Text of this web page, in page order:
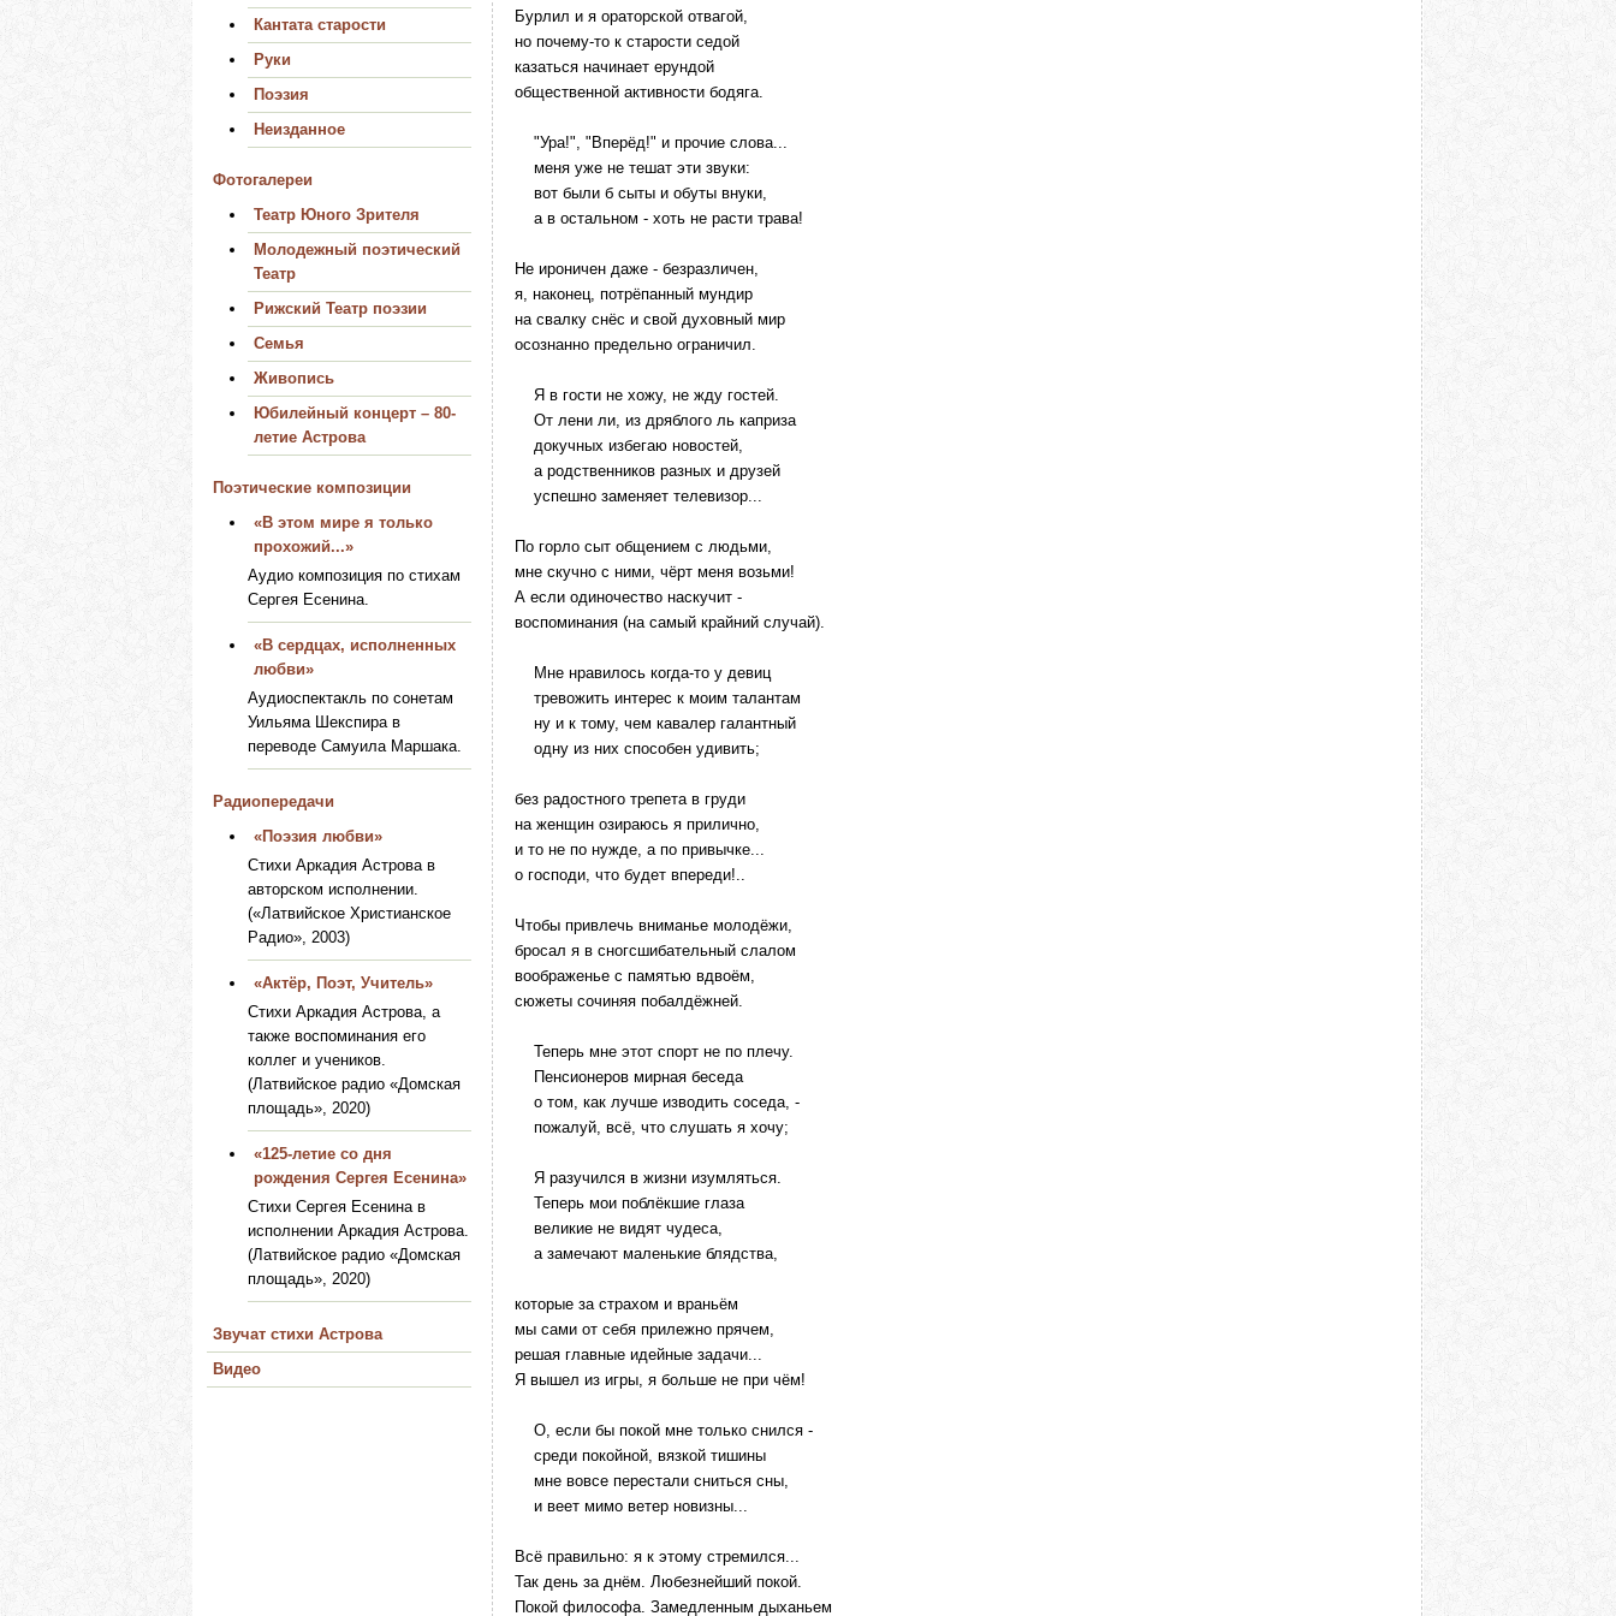
Кантата старости
Руки
Поэзия
Неизданное
Фотогалереи
Театр Юного Зрителя
Молодежный поэтический
Театр
Рижский Театр поэзии
Семья
Живопись
Юбилейный концерт – 80-
летие Астрова
Поэтические композиции
«В этом мире я только
прохожий...»
Аудио композиция по стихам
Сергея Есенина.
«В сердцах, исполненных
любви»
Аудиоспектакль по сонетам
Уильяма Шекспира в
переводе Самуила Маршака.
Радиопередачи
«Поэзия любви»
Стихи Аркадия Астрова в
авторском исполнении.
(«Латвийское Христианское
Радио», 2003)
«Актёр, Поэт, Учитель»
Стихи Аркадия Астрова, а
также воспоминания его
коллег и учеников.
(Латвийское радио «Домская
площадь», 2020)
«125-летие со дня
рождения Сергея Есенина»
Стихи Сергея Есенина в
исполнении Аркадия Астрова.
(Латвийское радио «Домская
площадь», 2020)
Звучат стихи Астрова
Видео
Бурлил и я ораторской отвагой,
но почему-то к старости седой
казаться начинает ерундой
общественной активности бодяга.
"Ура!", "Вперёд!" и прочие слова...
меня уже не тешат эти звуки:
вот были б сыты и обуты внуки,
а в остальном - хоть не расти трава!
Не ироничен даже - безразличен,
я, наконец, потрёпанный мундир
на свалку снёс и свой духовный мир
осознанно предельно ограничил.
Я в гости не хожу, не жду гостей.
От лени ли, из дряблого ль каприза
докучных избегаю новостей,
а родственников разных и друзей
успешно заменяет телевизор...
По горло сыт общением с людьми,
мне скучно с ними, чёрт меня возьми!
А если одиночество наскучит -
воспоминания (на самый крайний случай).
Мне нравилось когда-то у девиц
тревожить интерес к моим талантам
ну и к тому, чем кавалер галантный
одну из них способен удивить;
без радостного трепета в груди
на женщин озираюсь я прилично,
и то не по нужде, а по привычке...
о господи, что будет впереди!..
Чтобы привлечь вниманье молодёжи,
бросал я в сногсшибательный слалом
воображенье с памятью вдвоём,
сюжеты сочиняя побалдёжней.
Теперь мне этот спорт не по плечу.
Пенсионеров мирная беседа
о том, как лучше изводить соседа, -
пожалуй, всё, что слушать я хочу;
Я разучился в жизни изумляться.
Теперь мои поблёкшие глаза
великие не видят чудеса,
а замечают маленькие блядства,
которые за страхом и враньём
мы сами от себя прилежно прячем,
решая главные идейные задачи...
Я вышел из игры, я больше не при чём!
О, если бы покой мне только снился -
среди покойной, вязкой тишины
мне вовсе перестали сниться сны,
и веет мимо ветер новизны...
Всё правильно: я к этому стремился...
Так день за днём. Любезнейший покой.
Покой философа. Замедленным дыханьем